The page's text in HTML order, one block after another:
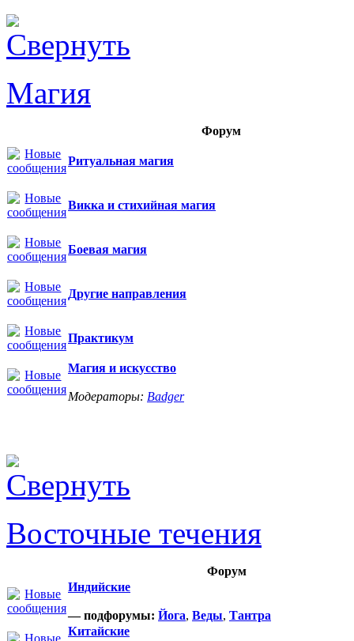
Магия
Форум
Ритуальная магия
Викка и стихийная магия
Боевая магия
Другие направления
Практикум
Магия и искусство
Модераторы: Badger
Восточные течения
Форум
Индийские
— подфорумы: Йога, Веды, Тантра
Китайские